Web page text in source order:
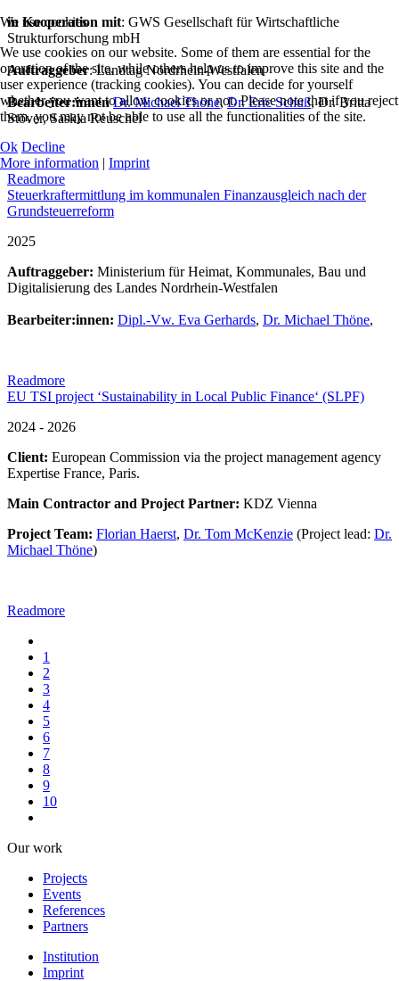
in Kooperation mit: GWS Gesellschaft für Wirtschaftliche
Strukturforschung mbH
Auftraggeber: Landtag Nordrhein-Westfalen
Bearbeiter:innen Dr. Michael Thöne,Dr. Eric Schuß, Dr. Britta
Stöver, Saskia Reuschel
Readmore
Steuerkraftermittlung im kommunalen Finanzausgleich nach der
Grundsteuerreform
2025
Auftraggeber: Ministerium für Heimat, Kommunales, Bau und
Digitalisierung des Landes Nordrhein-Westfalen
Bearbeiter:innen: Dipl.-Vw. Eva Gerhards, Dr. Michael Thöne,
Readmore
EU TSI project ‘Sustainability in Local Public Finance‘ (SLPF)
2024 - 2026
Client: European Commission via the project management agency
Expertise France, Paris.
Main Contractor and Project Partner: KDZ Vienna
Project Team: Florian Haerst, Dr. Tom McKenzie (Project lead: Dr.
Michael Thöne)
Readmore
1
2
3
4
5
6
7
8
9
10
Our work
Projects
Events
References
Partners
Institution
Imprint
We use cookies
We use cookies on our website. Some of them are essential for the
operation of the site, while others help us to improve this site and the
user experience (tracking cookies). You can decide for yourself
whether you want to allow cookies or not. Please note that if you reject
them, you may not be able to use all the functionalities of the site.
Ok Decline
More information | Imprint